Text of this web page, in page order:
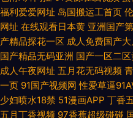
在线观看 草豆网资源福利 美日欧
蝌蚪 91网址在线观看视频
福利爱爱网址 岛国搬运工首页
网址 在线观看日本黄 亚洲国产
产精品探花一区 成人免费国产
国产精品无码亚洲 国产一区二
成人午夜网址 五月花无码视频
一页 91国产视频网 性爱草逼
少妇喷水18禁 51漫画APP 丁香
五月丁香视频 97香蕉超级碰碰